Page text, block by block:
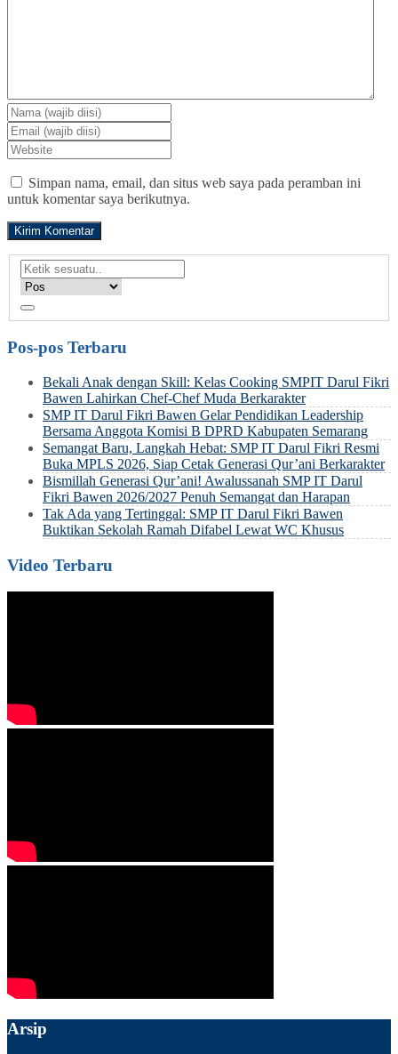
Simpan nama, email, dan situs web saya pada peramban ini
untuk komentar saya berikutnya.
Pos-pos Terbaru
Bekali Anak dengan Skill: Kelas Cooking SMPIT Darul Fikri
Bawen Lahirkan Chef-Chef Muda Berkarakter
SMP IT Darul Fikri Bawen Gelar Pendidikan Leadership
Bersama Anggota Komisi B DPRD Kabupaten Semarang
Semangat Baru, Langkah Hebat: SMP IT Darul Fikri Resmi
Buka MPLS 2026, Siap Cetak Generasi Qur’ani Berkarakter
Bismillah Generasi Qur’ani! Awalussanah SMP IT Darul
Fikri Bawen 2026/2027 Penuh Semangat dan Harapan
Tak Ada yang Tertinggal: SMP IT Darul Fikri Bawen
Buktikan Sekolah Ramah Difabel Lewat WC Khusus
Video Terbaru
Arsip